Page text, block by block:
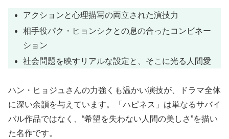
アクションと心理描写の両立された演技力
相手役パク・ヒョンシクとの息の合ったコンビネー
ション
社会問題を映すリアルな設定と、そこに光る人間愛
ハン・ヒョジュさんの力強くも温かい演技が、ドラマ全体
に深い余韻を与えています。「ハピネス」は単なるサバイ
バル作品ではなく、“希望を失わない人間の美しさ”を描い
た名作です。